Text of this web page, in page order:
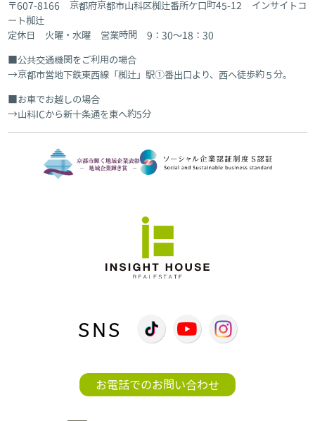
〒607-8166 京都府京都市山科区椥辻番所ケ口町45-12 インサイトコ
ート椥辻
定休日 火曜・水曜 営業時間 9：30～18：30
公共交通機関をご利用の場合
京都市営地下鉄東西線「椥辻」駅①番出口より、西へ徒歩約５分。
お車でお越しの場合
山科ICから新十条通を東へ約5分
SNS
お電話でのお問い合わせ